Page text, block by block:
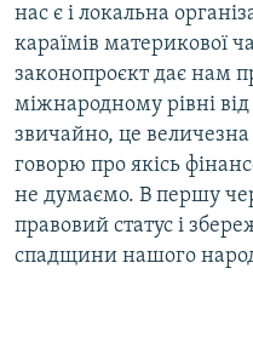
нас є і локальна
караїмів материкової
законопроєкт дає нам
міжнародному рівні
звичайно, це
говорю про якісь
не думаємо. В першу
правовий статус і
спадщини нашого